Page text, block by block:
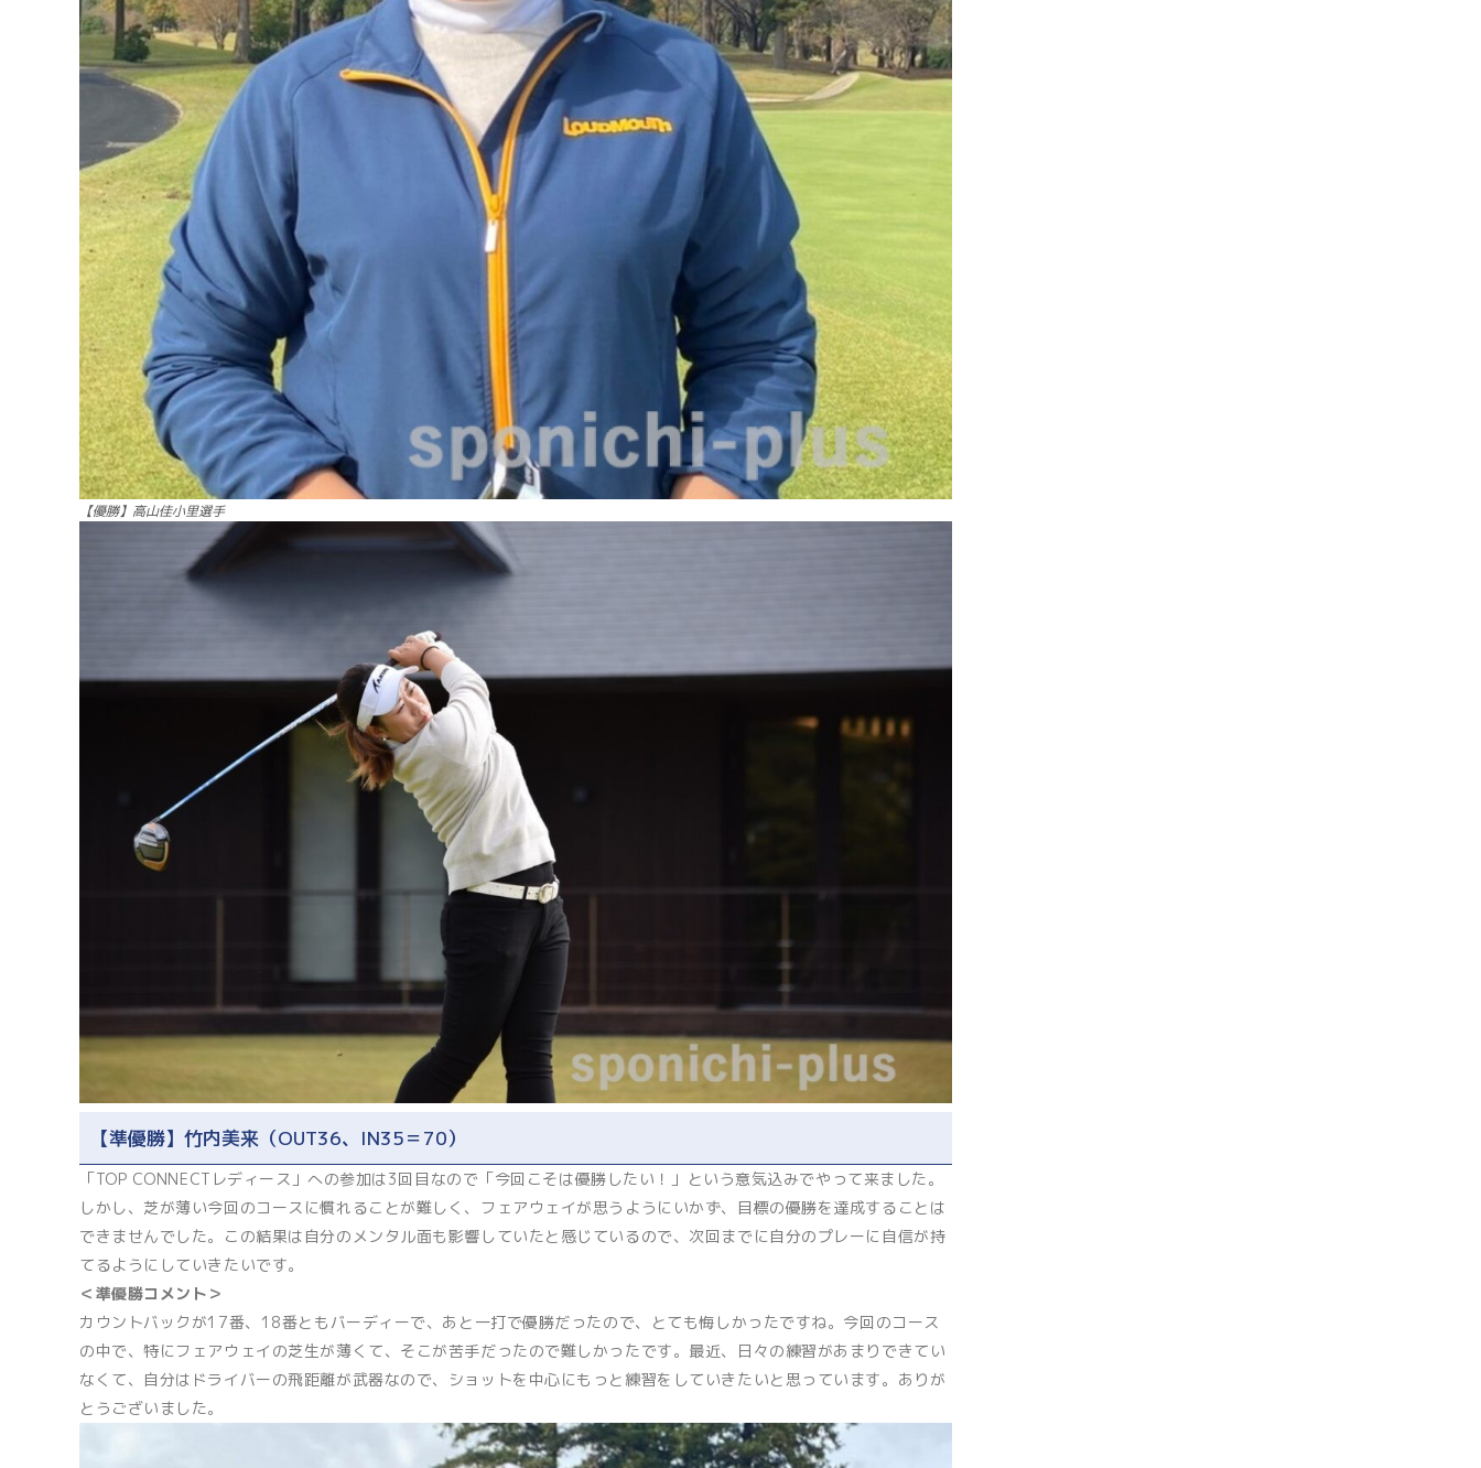
【優勝】高山佳小里選手
【準優勝】竹内美来（OUT36、IN35＝70）
「TOP CONNECTレディース」への参加は3回目なので「今回こそは優勝したい！」という意気込みでやって来ました。
しかし、芝が薄い今回のコースに慣れることが難しく、フェアウェイが思うようにいかず、目標の優勝を達成することは
できませんでした。この結果は自分のメンタル面も影響していたと感じているので、次回までに自分のプレーに自信が持
てるようにしていきたいです。
＜準優勝コメント＞
カウントバックが17番、18番ともバーディーで、あと一打で優勝だったので、とても悔しかったですね。今回のコース
の中で、特にフェアウェイの芝生が薄くて、そこが苦手だったので難しかったです。最近、日々の練習があまりできてい
なくて、自分はドライバーの飛距離が武器なので、ショットを中心にもっと練習をしていきたいと思っています。ありが
とうございました。